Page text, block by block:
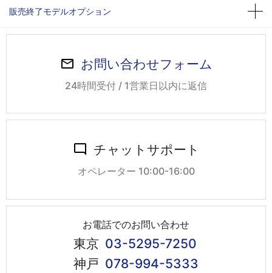
販売終了モデルオプション
お問い合わせフォーム
24時間受付 / 1営業日以内に返信
チャットサポート
オペレーター 10:00-16:00
お電話でのお問い合わせ
東京 03-5295-7250
神戸 078-994-5333